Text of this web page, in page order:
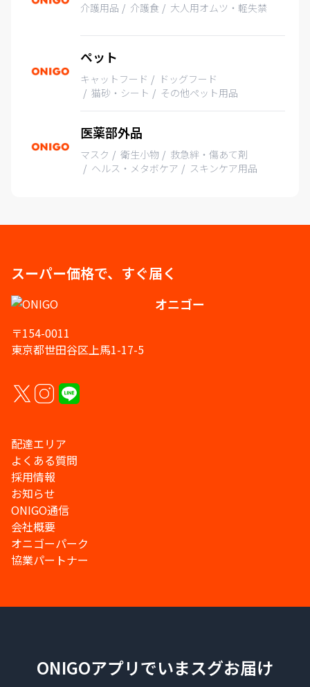
介護用品 介護食 大人用オムツ・軽失禁
ペット
キャットフード
ドッグフード
猫砂・シート
その他ペット用品
医薬部外品
マスク 衛生小物
救急絆・傷あて剤
ヘルス・メタボケア
スキンケア用品
スーパー価格で、すぐ届く
オニゴー
〒154-0011
東京都世田谷区上馬1-17-5
配達エリア
よくある質問
採用情報
お知らせ
ONIGO通信
会社概要
オニゴーパーク
協業パートナー
ONIGOアプリでいまスグお届け